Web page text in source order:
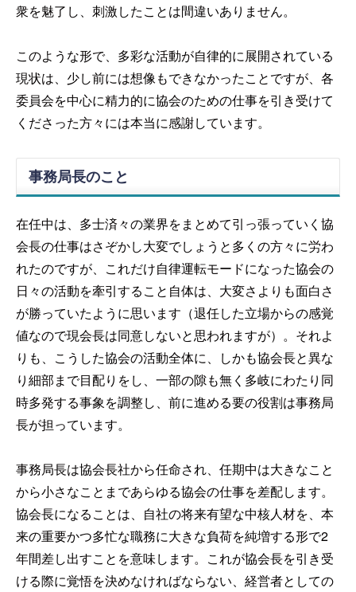
衆を魅了し、刺激したことは間違いありません。
このような形で、多彩な活動が自律的に展開されている
現状は、少し前には想像もできなかったことですが、各
委員会を中心に精力的に協会のための仕事を引き受けて
くださった方々には本当に感謝しています。
事務局長のこと
在任中は、多士済々の業界をまとめて引っ張っていく協
会長の仕事はさぞかし大変でしょうと多くの方々に労わ
れたのですが、これだけ自律運転モードになった協会の
日々の活動を牽引すること自体は、大変さよりも面白さ
が勝っていたように思います（退任した立場からの感覚
値なので現会長は同意しないと思われますが）。それよ
りも、こうした協会の活動全体に、しかも協会長と異な
り細部まで目配りをし、一部の隙も無く多岐にわたり同
時多発する事象を調整し、前に進める要の役割は事務局
長が担っています。
事務局長は協会長社から任命され、任期中は大きなこと
から小さなことまであらゆる協会の仕事を差配します。
協会長になることは、自社の将来有望な中核人材を、本
来の重要かつ多忙な職務に大きな負荷を純増する形で2
年間差し出すことを意味します。これが協会長を引き受
ける際に覚悟を決めなければならない、経営者としての